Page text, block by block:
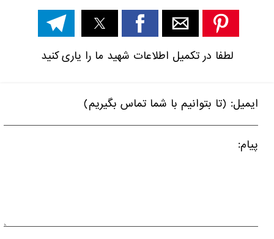
لطفا در تکمیل اطلاعات شهید ما را یاری کنید
ایمیل: (تا بتوانیم با شما تماس بگیریم)
پیام: